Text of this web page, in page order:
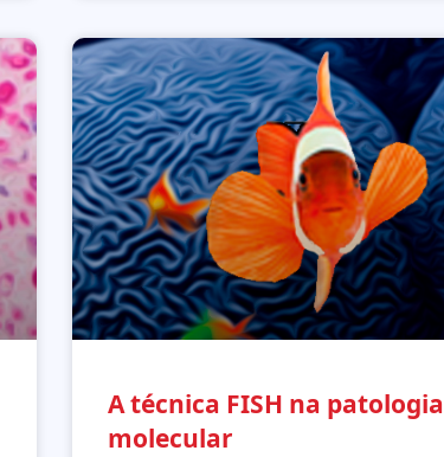
A técnica FISH na patologia
molecular